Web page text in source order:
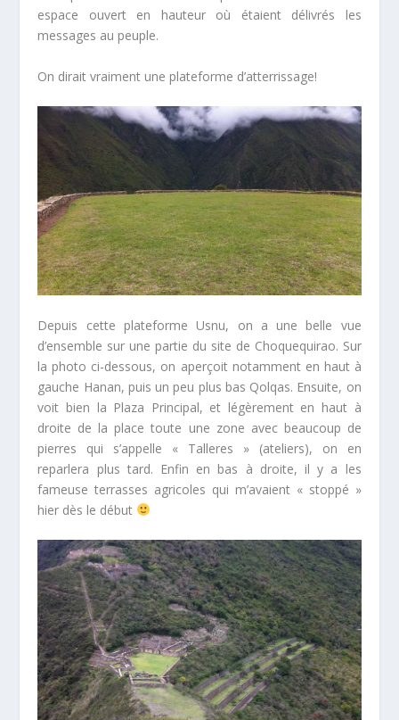
espace ouvert en hauteur où étaient délivrés les
messages au peuple.
On dirait vraiment une plateforme d’atterrissage!
Depuis cette plateforme Usnu, on a une belle vue
d’ensemble sur une partie du site de Choquequirao. Sur
la photo ci-dessous, on aperçoit notamment en haut à
gauche Hanan, puis un peu plus bas Qolqas. Ensuite, on
voit bien la Plaza Principal, et légèrement en haut à
droite de la place toute une zone avec beaucoup de
pierres qui s’appelle « Talleres » (ateliers), on en
reparlera plus tard. Enfin en bas à droite, il y a les
fameuse terrasses agricoles qui m’avaient « stoppé »
hier dès le début